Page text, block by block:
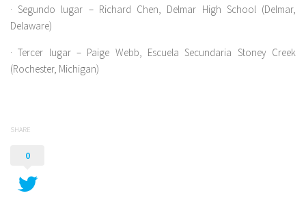
· Segundo lugar – Richard Chen, Delmar High School (Delmar,
Delaware)
· Tercer lugar – Paige Webb, Escuela Secundaria Stoney Creek
(Rochester, Michigan)
SHARE
0